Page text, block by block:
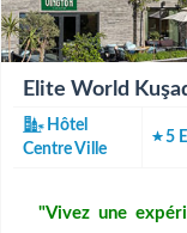
Elite World
Hôtel
Centre Ville
5
"Vivez une